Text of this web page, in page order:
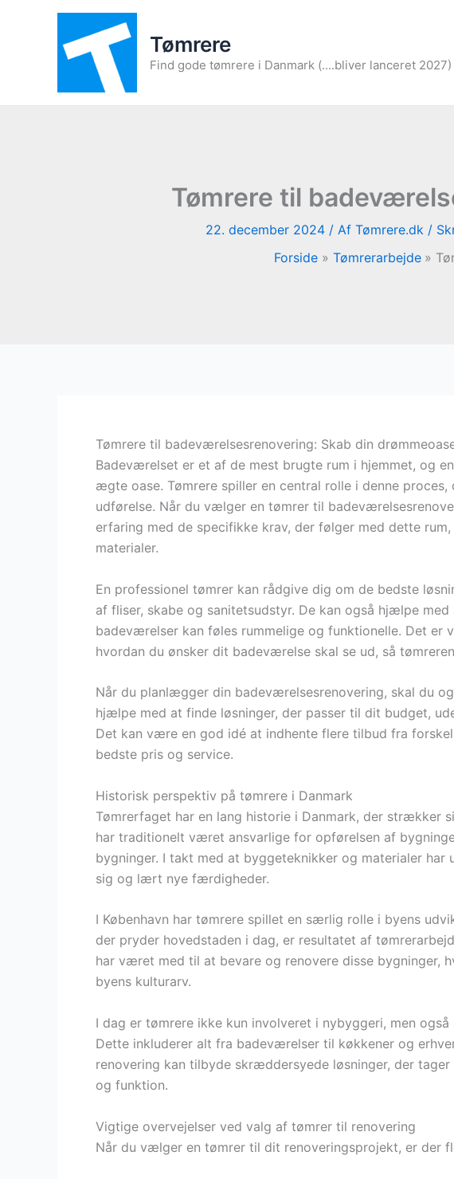
Tømrere
Find gode tømrere i Danmark (....bliver lanceret 2027)
Tømrere til
22. december 2024 / Af Tømrere.dk /
Forside
Tømrerarbejde
Tømrere til badeværelsesrenovering: Skab din
Badeværelset er et af de mest brugte rum i hjemmet, og
ægte oase. Tømrere spiller en central rolle i denne
udførelse. Når du vælger en tømrer til
erfaring med de specifikke krav, der følger med dette
materialer.
En professionel tømrer kan rådgive dig om de bedste
af fliser, skabe og sanitetsudstyr. De kan også hjælpe
badeværelser kan føles rummelige og funktionelle. Det er
hvordan du ønsker dit badeværelse skal se ud, så
Når du planlægger din badeværelsesrenovering, skal du
hjælpe med at finde løsninger, der passer til dit budget,
Det kan være en god idé at indhente flere tilbud fra
bedste pris og service.
Historisk perspektiv på tømrere i Danmark
Tømrerfaget har en lang historie i Danmark, der strækker
har traditionelt været ansvarlige for opførelsen af
bygninger. I takt med at byggeteknikker og materialer har
sig og lært nye færdigheder.
I København har tømrere spillet en særlig rolle i byens
der pryder hovedstaden i dag, er resultatet af
har været med til at bevare og renovere disse bygninger,
byens kulturarv.
I dag er tømrere ikke kun involveret i nybyggeri, men
Dette inkluderer alt fra badeværelser til køkkener og
renovering kan tilbyde skræddersyede løsninger, der
og funktion.
Vigtige overvejelser ved valg af tømrer til renovering
Når du vælger en tømrer til dit renoveringsprojekt, er der